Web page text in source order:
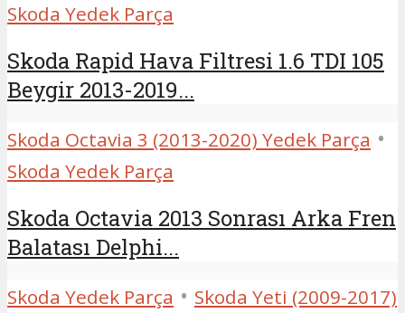
Skoda Yedek Parça
Skoda Rapid Hava Filtresi 1.6 TDI 105
Beygir 2013-2019...
Skoda Octavia 3 (2013-2020) Yedek Parça •
Skoda Yedek Parça
Skoda Octavia 2013 Sonrası Arka Fren
Balatası Delphi...
Skoda Yedek Parça • Skoda Yeti (2009-2017)